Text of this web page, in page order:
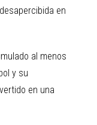
en
al menos
y su
en una